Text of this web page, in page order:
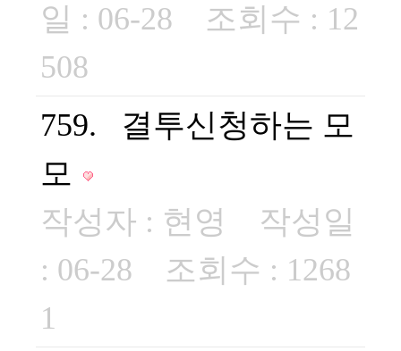
일 : 06-28 조회수 : 12
508
759. 결투신청하는 모
모
작성자 : 현영
작성일
: 06-28 조회수 : 1268
1